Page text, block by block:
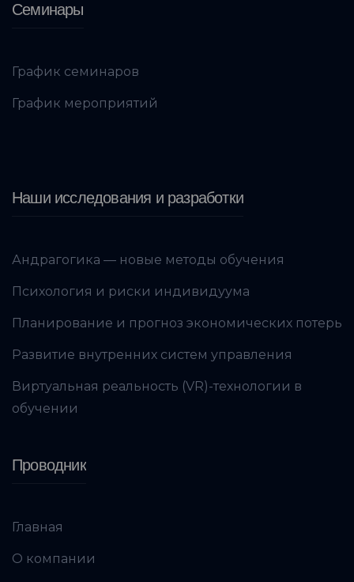
Семинары
График семинаров
График мероприятий
Наши исследования и разработки
Андрагогика — новые методы обучения
Психология и риски индивидуума
Планирование и прогноз экономических потерь
Развитие внутренних систем управления
Виртуальная реальность (VR)-технологии в
обучении
Проводник
Главная
О компании